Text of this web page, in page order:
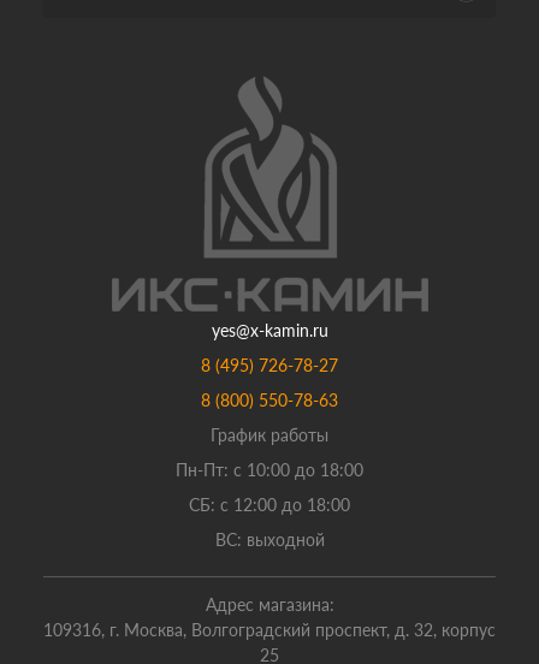
yes@x-kamin.ru
8 (495) 726-78-27
8 (800) 550-78-63
График работы
Пн-Пт: с 10:00 до 18:00
СБ: с 12:00 до 18:00
ВС: выходной
Адрес магазина:
109316, г. Москва, Волгоградский проспект, д. 32, корпус
25